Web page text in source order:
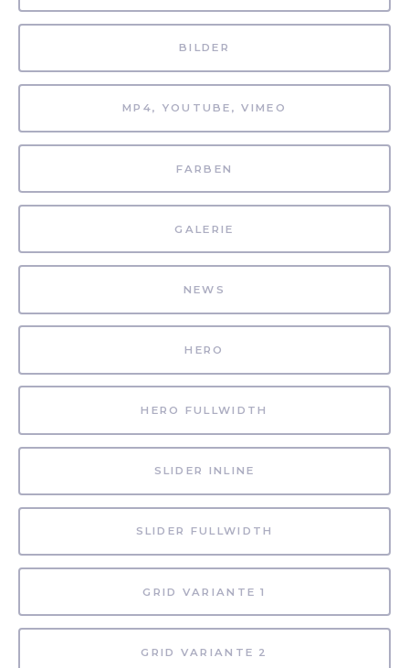
BILDER
MP4, YOUTUBE, VIMEO
FARBEN
GALERIE
NEWS
HERO
HERO FULLWIDTH
SLIDER INLINE
SLIDER FULLWIDTH
GRID VARIANTE 1
GRID VARIANTE 2